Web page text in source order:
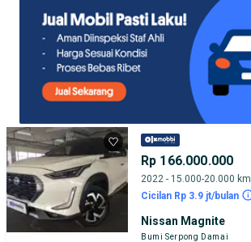
Rp 166.000.000
2022 - 15.000-20.000 km
Cicilan Rp 3.9 jt/bulan
Nissan Magnite
Bumi Serpong Damai